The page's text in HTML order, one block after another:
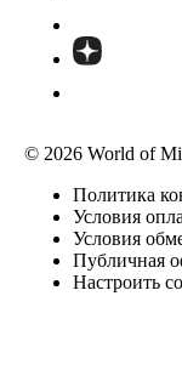
© 2026 World of
Политика
Условия
Условия
Публичная
Настроить